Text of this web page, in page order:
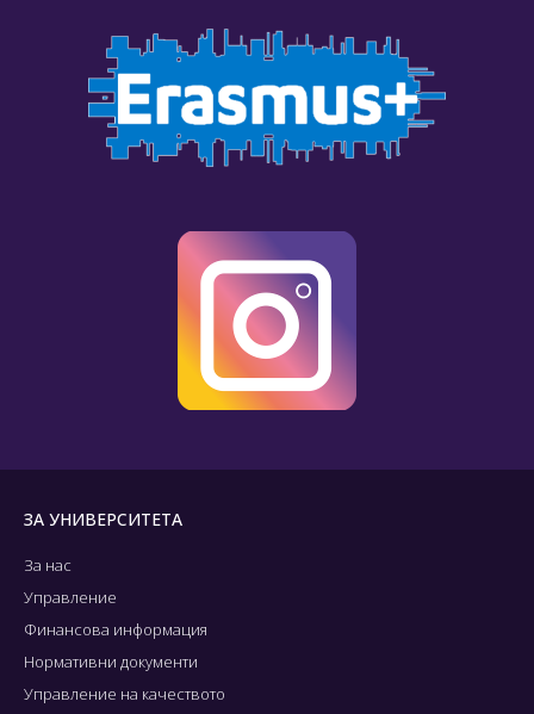
ЗА УНИВЕРСИТЕТА
За нас
Управление
Финансова информация
Нормативни документи
Управление на качеството